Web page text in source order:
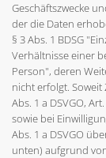
Geschäftszwecke
der die Daten
§ 3 Abs. 1 BDSG
Verhältnisse einer
Person", deren
nicht erfolgt.
Abs. 1 a DSVGO,
sowie bei
Abs. 1 a DSVGO
unten) aufgrund